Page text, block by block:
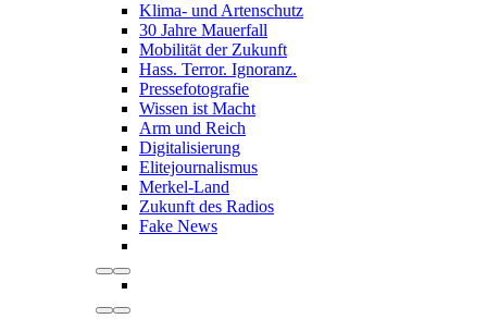
Klima- und Artenschutz
30 Jahre Mauerfall
Mobilität der Zukunft
Hass. Terror. Ignoranz.
Pressefotografie
Wissen ist Macht
Arm und Reich
Digitalisierung
Elitejournalismus
Merkel-Land
Zukunft des Radios
Fake News